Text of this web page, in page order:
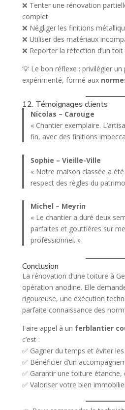
❌ Tenter une rénovation
complet
❌ Négliger les finitions
❌ Utiliser des matériaux
❌ Reporter la réfection d’un
💡 Le bon réflexe : privilégier
expérimenté, formé aux
12. Témoignages clients
Nicolas – Carouge
« Chantier exemplaire.
fin, avec des finitions
Sophie – Vieille-Ville
« Notre maison classée a
respect des règles du
Michel – Meyrin
« Le chantier a duré deux
parfaites et gouttières sur
professionnel. »
Conclusion
La rénovation d’une toiture à
opération anodine. Elle
rigoureuse, une exécution
parfaite connaissance des
Faire appel à un ferblantier
c’est :
✅ Gagner du temps et éviter
✅ Bénéficier d’un
✅ Garantir une toiture
✅ Valoriser votre bien